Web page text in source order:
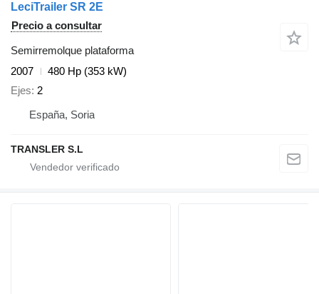
LeciTrailer SR 2E
Precio a consultar
Semirremolque plataforma
2007
480 Hp (353 kW)
Ejes 2
España, Soria
TRANSLER S.L